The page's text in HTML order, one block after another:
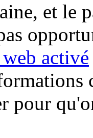
et le
activé
pour